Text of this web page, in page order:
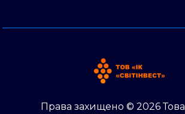
Права захищено © 2026